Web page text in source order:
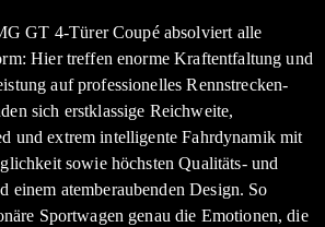
GT 4-Türer Coupé absolviert alle
Hier treffen enorme Kraftentfaltung und
auf professionelles Rennstrecken-
sich erstklassige Reichweite,
und extrem intelligente Fahrdynamik mit
sowie höchsten Qualitäts- und
einem atemberaubenden Design. So
Sportwagen genau die Emotionen, die